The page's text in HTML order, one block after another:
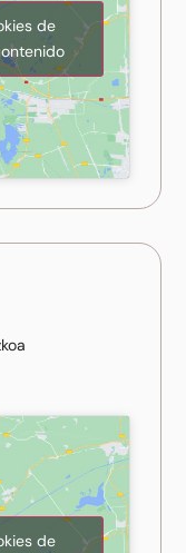
de
de